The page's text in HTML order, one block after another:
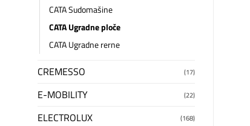
CATA Sudomašine
CATA Ugradne ploče
CATA Ugradne rerne
CREMESSO (17)
E-MOBILITY (22)
ELECTROLUX (168)